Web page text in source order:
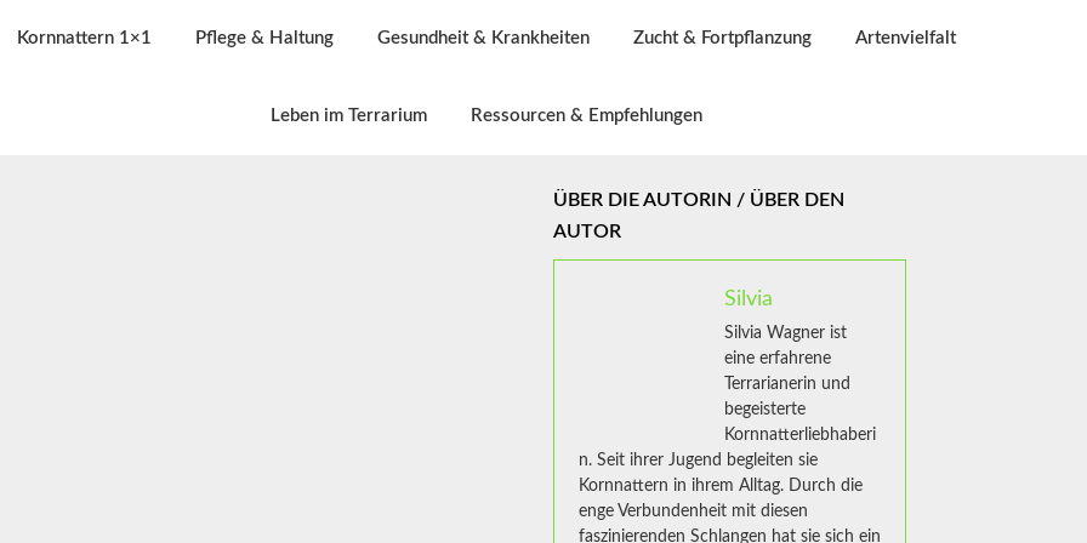
Kornnattern 1×1 Pflege & Haltung Gesundheit & Krankheiten Zucht & Fortpflanzung Artenvielfalt
Leben im Terrarium Ressourcen & Empfehlungen
ÜBER DIE AUTORIN / ÜBER DEN
AUTOR
Silvia
Silvia Wagner ist
eine erfahrene
Terrarianerin und
begeisterte
Kornnatterliebhaberi
n. Seit ihrer Jugend begleiten sie
Kornnattern in ihrem Alltag. Durch die
enge Verbundenheit mit diesen
faszinierenden Schlangen hat sie sich ein